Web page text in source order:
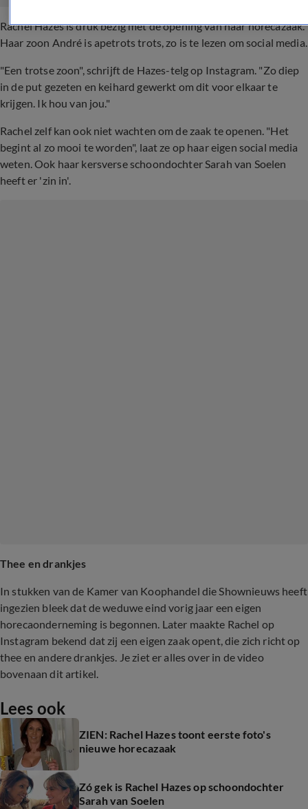
Rachel Hazes is druk bezig met de opening van haar horecazaak.
Haar zoon André is apetrots trots, zo is te lezen om social media.
"Een trotse zoon", schrijft de Hazes-telg op Instagram. "Zo diep
in de put gezeten en keihard gewerkt om dit voor elkaar te
krijgen. Ik hou van jou."
Rachel zelf kan ook niet wachten om de zaak te openen. "Het
begint al zo mooi te worden", laat ze op haar eigen social media
weten. Ook haar kersverse schoondochter Sarah van Soelen
heeft er 'zin in'.
Thee en drankjes
In stukken van de Kamer van Koophandel die Shownieuws heeft
ingezien bleek dat de weduwe eind vorig jaar een eigen
horecaonderneming is begonnen. Later maakte Rachel op
Instagram bekend dat zij een eigen zaak opent, die zich richt op
thee en andere drankjes. Je ziet er alles over in de video
bovenaan dit artikel.
Lees ook
ZIEN: Rachel Hazes toont eerste foto's
nieuwe horecazaak
Zó gek is Rachel Hazes op schoondochter
Sarah van Soelen